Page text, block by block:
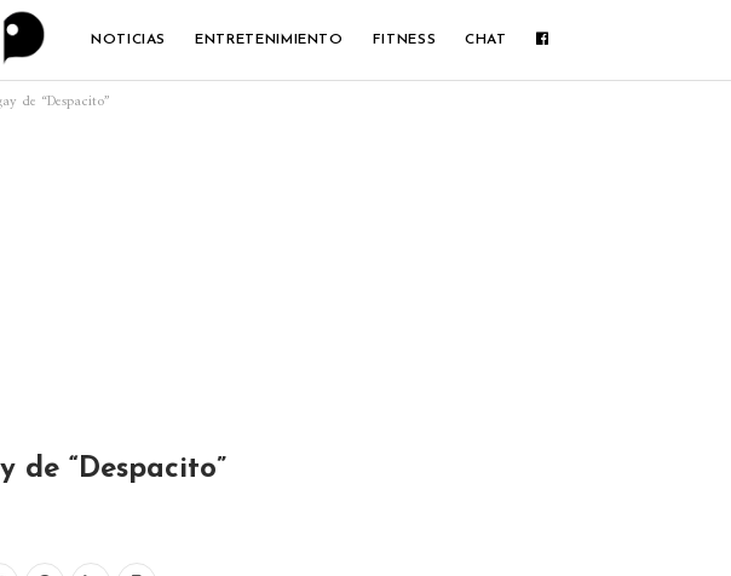
NOTICIAS ENTRETENIMIENTO FITNESS CHAT
de “Despacito”
de “Despacito”